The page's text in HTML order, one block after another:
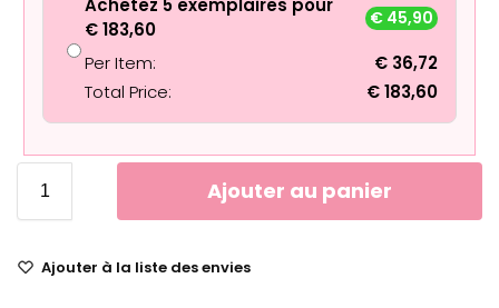
Achetez 5 exemplaires pour
€183,60
€ 45,90
Per Item: € 36,72
Total Price:
€183,60
Ajouter au panier
Ajouter à la liste des envies